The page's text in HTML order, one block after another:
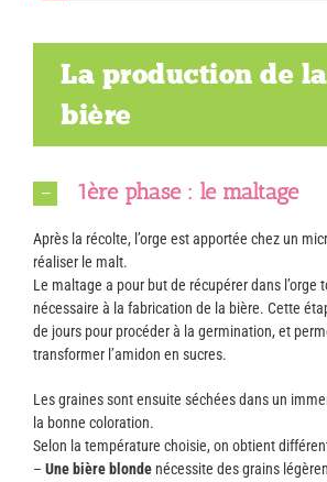
La production de la
bière
1ère phase : le maltage
Après la récolte, l’orge est apportée chez un
réaliser le malt.
Le maltage a pour but de récupérer dans l’orge
nécessaire à la fabrication de la bière. Cette
de jours pour procéder à la germination, et
transformer l’amidon en sucres.
Les graines sont ensuite séchées dans un
la bonne coloration.
Selon la température choisie, on obtient
– Une bière blonde nécessite des grains